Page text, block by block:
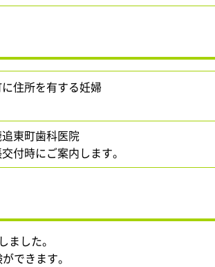
住所を有する妊婦
東町歯科医院
付時にご案内します。
した。
できます。